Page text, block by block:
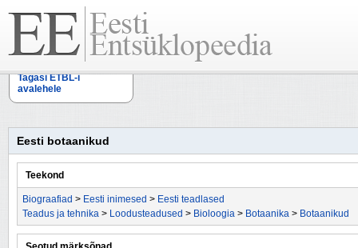
Tagasi ETBL-i
avalehele
Eesti botaanikud
Teekond
Biograafiad > Eesti inimesed > Eesti teadlased
Teadus ja tehnika > Loodusteadused > Bioloogia > Botaanika > Botaanikud